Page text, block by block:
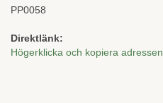
PP0058
Direktlänk:
Högerklicka och kopiera adressen